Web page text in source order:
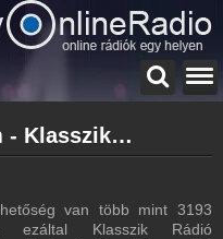
Klasszik Rádió archívum - Klasszik Rádió podcasts - Klasszik Rádió visszahallgatás
van több mint 3193
ezáltal Klasszik Rádió